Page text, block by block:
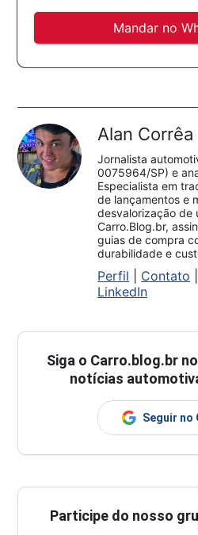
Mandar no
Alan Corrêa
Jornalista
0075964/SP) e
Especialista em
de lançamentos e
desvalorização de
Carro.Blog.br,
guias de compra
durabilidade e
Perfil Contato
LinkedIn
Siga o Carro.blog.br
notícias
Seguir no
Participe do nosso